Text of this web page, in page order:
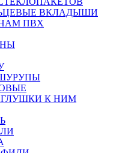
ВКЛАДЫШИ
ПВХ
К НИМ